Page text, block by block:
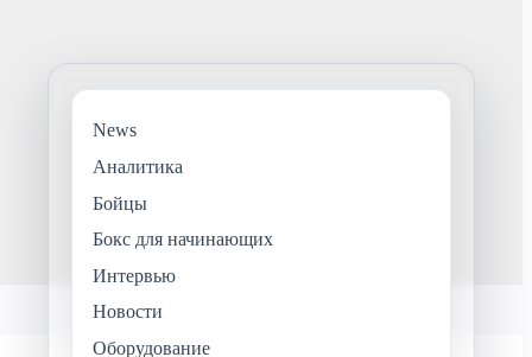
News
Аналитика
Бойцы
Бокс для начинающих
Интервью
Новости
Оборудование